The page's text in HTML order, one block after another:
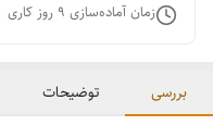
زمان آماده‌سازی 9 روز کاری
بررسی توضیحات